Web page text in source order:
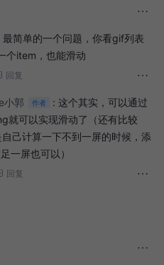
最简单的一个问题，你看gif列表
个item，也能滑动
回复
小郭 作者 : 这个其实，可以通过
就可以实现滑动了（还有比较
己计算一下不到一屏的时候，添
一屏也可以）
回复